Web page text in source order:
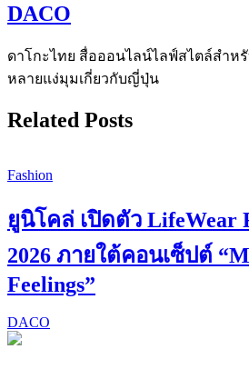
DACO
ดาโกะไทย สื่อออนไลน์ไลฟ์สไตล์สำห
หลายแง่มุมเกี่ยวกับญี่ปุ่น
Related Posts
Fashion
ยูนิโคล่ เปิดตัว LifeWear
2026 ภายใต้คอนเซ็ปต์
Feelings”
DACO